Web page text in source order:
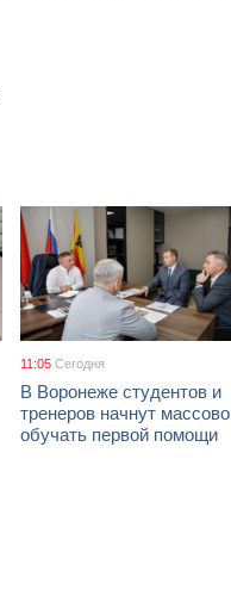
11:05 Сегодня
В Воронеже студентов и
тренеров начнут массово
обучать первой помощи